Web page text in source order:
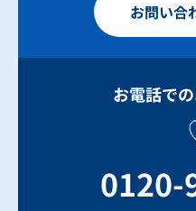
お問い合
お電話で
0120-